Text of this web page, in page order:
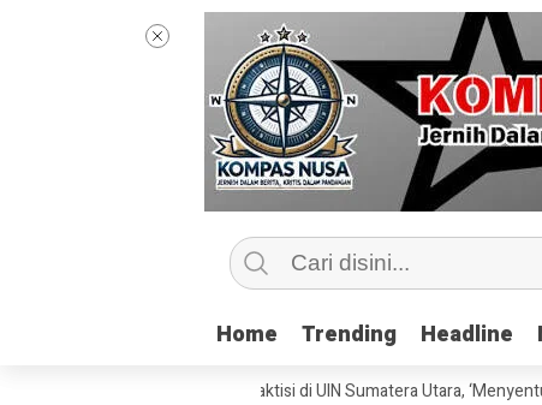
Home Trending Headline
Home Trending Headline
Bersama Sang Praktisi di UIN Sumatera Utara, ‘Menyentuh Hati